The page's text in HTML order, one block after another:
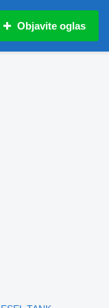
Objavite oglas